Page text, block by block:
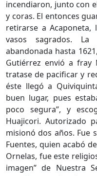
incendiaron, junto con
y coras. El entonces
retirarse a
vasos sagrados. La
abandonada hasta
Gutiérrez envió a fray
tratase de pacificar y
éste llegó a
buen lugar, pues
poco segura”, y
Huajicori. Autorizado
misionó dos años. Fue
Fuentes, quien acabó
Ornelas, fue este
imagen” de Nuestra